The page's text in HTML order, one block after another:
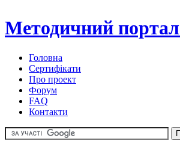
Методичний портал
Головна
Сертифікати
Про проект
Форум
FAQ
Контакти